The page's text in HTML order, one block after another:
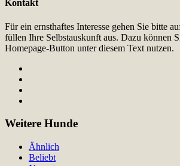
Kontakt
Für ein ernsthaftes Interesse gehen Sie bitte
füllen Ihre Selbstauskunft aus. Dazu können
Homepage-Button unter diesem Text nutzen.
Weitere Hunde
Ähnlich
Beliebt